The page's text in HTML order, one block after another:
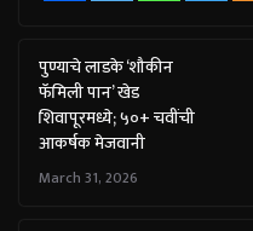
पुण्याचे लाडके ‘शौकीन
फॅमिली पान’ खेड
शिवापूरमध्ये; ५०+ चवींची
आकर्षक मेजवानी
March 31, 2026